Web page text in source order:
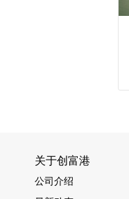
关于创富港
公司介绍